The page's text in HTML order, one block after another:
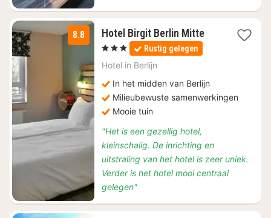
8.8 Hotel Birgit Berlin Mitte2
, 3 Sterren Rustig gelegen
Hotel in Berlijn
In het midden van Berlijn
Milieubewuste samenwerkingen
Mooie tuin
"Het is een gezellig hotel,
kleinschalig. De inrichting en
uitstraling van het hotel is zeer uniek.
Verder is het hotel mooi centraal
gelegen"